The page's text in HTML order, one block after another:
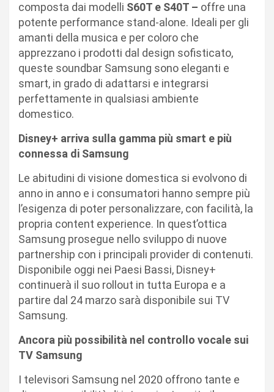
composta dai modelli S60T e S40T – offre una
potente performance stand-alone. Ideali per gli
amanti della musica e per coloro che
apprezzano i prodotti dal design sofisticato,
queste soundbar Samsung sono eleganti e
smart, in grado di adattarsi e integrarsi
perfettamente in qualsiasi ambiente
domestico.
Disney+ arriva sulla gamma più smart e più
connessa di Samsung
Le abitudini di visione domestica si evolvono di
anno in anno e i consumatori hanno sempre più
l’esigenza di poter personalizzare, con facilità, la
propria content experience. In quest’ottica
Samsung prosegue nello sviluppo di nuove
partnership con i principali provider di contenuti.
Disponibile oggi nei Paesi Bassi, Disney+
continuerà il suo rollout in tutta Europa e a
partire dal 24 marzo sarà disponibile sui TV
Samsung.
Ancora più possibilità nel controllo vocale sui
TV Samsung
I televisori Samsung nel 2020 offrono tante e